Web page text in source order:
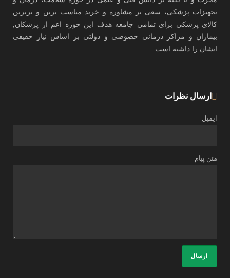
تجهیزات پزشکی، سعی بر مشاوره و خرید مناسب ترین و برترین
کالای پزشکی برای تمامی جامعه هدف این حوزه اعم از پزشکان,
بیماران و مراکز درمانی خصوصی و دولتی بر اساس نیاز حقیقی
ایشان را داشته است.
ارسال نظرات
ایمیل
متن پیام